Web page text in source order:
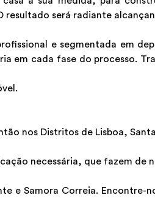
será radiante
e segmentada em
em cada fase do processo.
nos Distritos de Lisboa,
necessária, que fazem de
e Samora Correia.